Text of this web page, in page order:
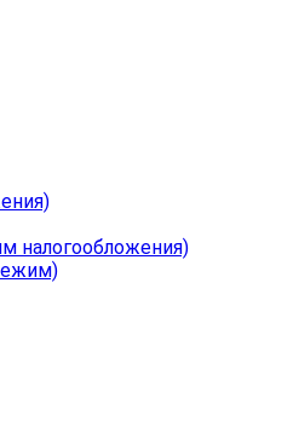
налогообложения)